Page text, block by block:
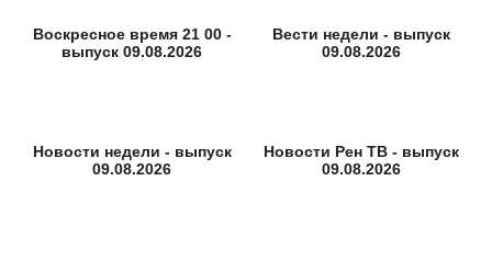
Воскресное время 21 00 -
выпуск 09.08.2026
Вести недели - выпуск
09.08.2026
Новости недели - выпуск
09.08.2026
Новости Рен ТВ - выпуск
09.08.2026